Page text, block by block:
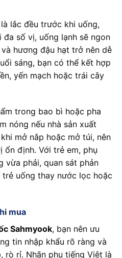
lắc đều trước khi uống,
số vị, uống lạnh sẽ ngon
hương đậu hạt trở nên dễ
sáng, bạn có thể kết hợp
yến mạch hoặc trái cây
trong bao bì hoặc pha
nóng nếu nhà sản xuất
mở nắp hoặc mở túi, nên
định. Với trẻ em, phụ
vừa phải, quan sát phản
uống thay nước lọc hoặc
mua
Sahmyook, bạn nên ưu
tin nhập khẩu rõ ràng và
rò rỉ. Nhãn phụ tiếng Việt là